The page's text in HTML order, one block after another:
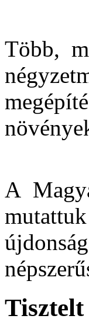
Több,
A